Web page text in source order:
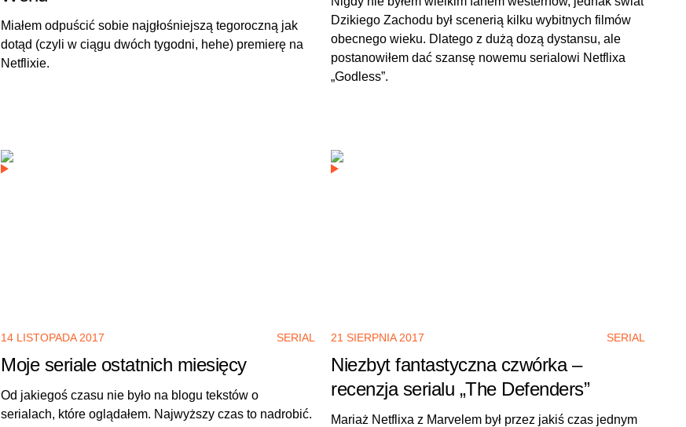
Miałem odpuścić sobie najgłośniejszą tegoroczną jak
dotąd (czyli w ciągu dwóch tygodni, hehe) premierę na
Netflixie.
Dzikiego Zachodu był scenerią kilku wybitnych filmów
obecnego wieku. Dlatego z dużą dozą dystansu, ale
postanowiłem dać szansę nowemu serialowi Netflixa
„Godless”.
14 LISTOPADA 2017 SERIAL
Moje seriale ostatnich miesięcy
Od jakiegoś czasu nie było na blogu tekstów o
serialach, które oglądałem. Najwyższy czas to nadrobić.
21 SIERPNIA 2017 SERIAL
Niezbyt fantastyczna czwórka –
recenzja serialu „The Defenders”
Mariaż Netflixa z Marvelem był przez jakiś czas jednym